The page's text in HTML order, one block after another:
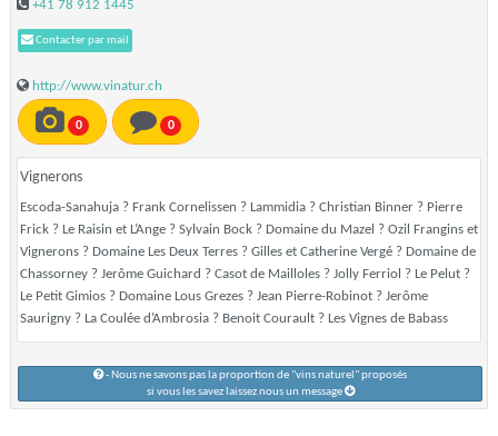
+41 78 912 1445
Contacter par mail
http://www.vinatur.ch
0 0
Vignerons
Escoda-Sanahuja ? Frank Cornelissen ? Lammidia ? Christian Binner ? Pierre
Frick ? Le Raisin et L’Ange ? Sylvain Bock ? Domaine du Mazel ? Ozil Frangins et
Vignerons ? Domaine Les Deux Terres ? Gilles et Catherine Vergé ? Domaine de
Chassorney ? Jerôme Guichard ? Casot de Mailloles ? Jolly Ferriol ? Le Pelut ?
Le Petit Gimios ? Domaine Lous Grezes ? Jean Pierre-Robinot ? Jerôme
Saurigny ? La Coulée d’Ambrosia ? Benoit Courault ? Les Vignes de Babass
- Nous ne savons pas la proportion de "vins naturel" proposés
si vous les savez laissez nous un message